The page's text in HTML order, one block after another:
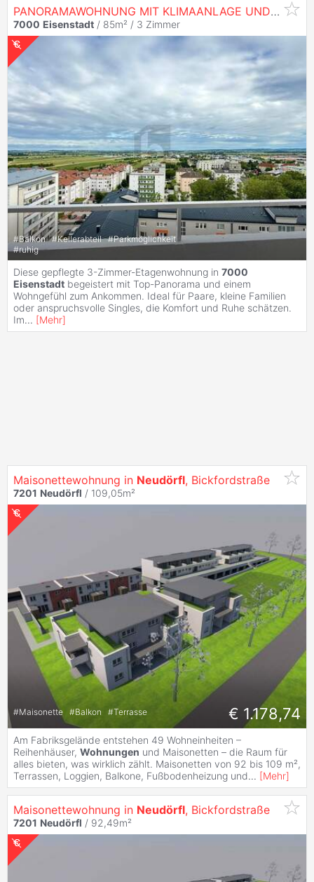
PANORAMAWOHNUNG MIT KLIMAANLAGE UND SONNIGEM SÜD-OST BALKON
7000 Eisenstadt / 85m² / 3 Zimmer
#Balkon #Kellerabteil #Parkmöglichkeit
#ruhig
Diese gepflegte 3-Zimmer-Etagenwohnung in 7000
Eisenstadt begeistert mit Top-Panorama und einem
Wohngefühl zum Ankommen. Ideal für Paare, kleine Familien
oder anspruchsvolle Singles, die Komfort und Ruhe schätzen.
Im... [Mehr]
Maisonettewohnung in Neudörfl, Bickfordstraße
7201 Neudörfl / 109,05m²
#Maisonette #Balkon #Terrasse € 1.178,74
Am Fabriksgelände entstehen 49 Wohneinheiten –
Reihenhäuser, Wohnungen und Maisonetten – die Raum für
alles bieten, was wirklich zählt. Maisonetten von 92 bis 109 m²,
Terrassen, Loggien, Balkone, Fußbodenheizung und... [Mehr]
Maisonettewohnung in Neudörfl, Bickfordstraße
7201 Neudörfl / 92,49m²